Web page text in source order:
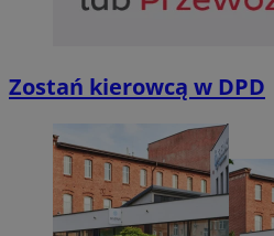
Zostań kierowcą w DPD
Niezbędne Wydajność